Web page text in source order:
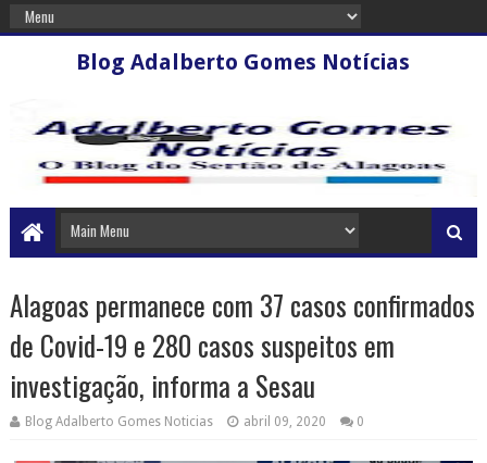
Blog Adalberto Gomes Notícias
Alagoas permanece com 37 casos confirmados
de Covid-19 e 280 casos suspeitos em
investigação, informa a Sesau
Blog Adalberto Gomes Noticias abril 09, 2020 0